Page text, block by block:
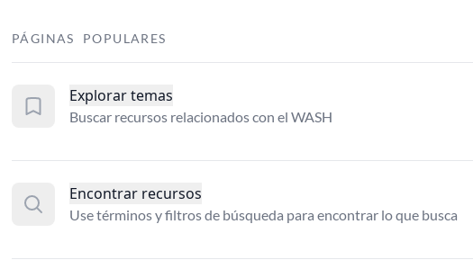
PÁGINAS POPULARES
Explorar temas
Buscar recursos relacionados con el WASH
Encontrar recursos
Use términos y filtros de búsqueda para encontrar lo que busca